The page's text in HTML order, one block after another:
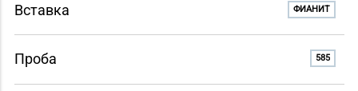
Вставка ФИАНИТ
Проба 585